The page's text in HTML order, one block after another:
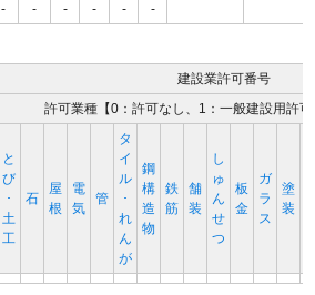
- - - - - -
建設業許可番号
許可業種【0：許可なし、1：一般建設用許
と
び
･
土
工
石
屋
根
電
気
管
タ
イ
ル
･
れ
ん
が
鋼
構
造
物
鉄
筋
舗
装
し
ゅ
ん
せ
つ
板
金
ガ
ラ
ス
塗
装